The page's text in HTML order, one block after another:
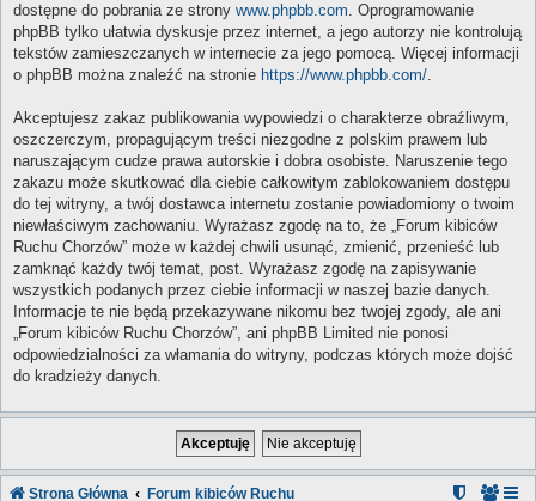
dostępne do pobrania ze strony www.phpbb.com. Oprogramowanie
phpBB tylko ułatwia dyskusje przez internet, a jego autorzy nie kontrolują
tekstów zamieszczanych w internecie za jego pomocą. Więcej informacji
o phpBB można znaleźć na stronie https://www.phpbb.com/.
Akceptujesz zakaz publikowania wypowiedzi o charakterze obraźliwym,
oszczerczym, propagującym treści niezgodne z polskim prawem lub
naruszającym cudze prawa autorskie i dobra osobiste. Naruszenie tego
zakazu może skutkować dla ciebie całkowitym zablokowaniem dostępu
do tej witryny, a twój dostawca internetu zostanie powiadomiony o twoim
niewłaściwym zachowaniu. Wyrażasz zgodę na to, że „Forum kibiców
Ruchu Chorzów” może w każdej chwili usunąć, zmienić, przenieść lub
zamknąć każdy twój temat, post. Wyrażasz zgodę na zapisywanie
wszystkich podanych przez ciebie informacji w naszej bazie danych.
Informacje te nie będą przekazywane nikomu bez twojej zgody, ale ani
„Forum kibiców Ruchu Chorzów”, ani phpBB Limited nie ponosi
odpowiedzialności za włamania do witryny, podczas których może dojść
do kradzieży danych.
Strona Główna Forum kibiców Ruchu